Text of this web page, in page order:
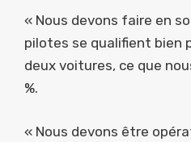
« Nous devons faire en
pilotes se qualifient bien
deux voitures, ce que
%.
« Nous devons être